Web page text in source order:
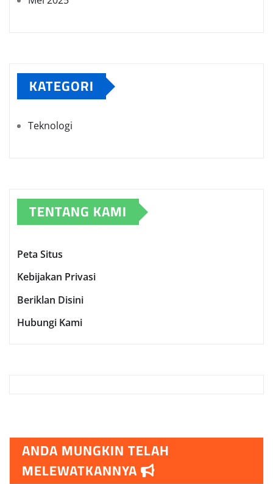
KATEGORI
Teknologi
TENTANG KAMI
Peta Situs
Kebijakan Privasi
Beriklan Disini
Hubungi Kami
ANDA MUNGKIN TELAH
MELEWATKANNYA